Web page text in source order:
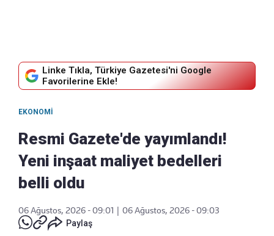
Linke Tıkla, Türkiye Gazetesi'ni Google
Favorilerine Ekle!
EKONOMI
Resmi Gazete'de yayımlandı!
Yeni inşaat maliyet bedelleri
belli oldu
06 Ağustos, 2026 - 09:01
06 Ağustos, 2026 - 09:03
Paylaş